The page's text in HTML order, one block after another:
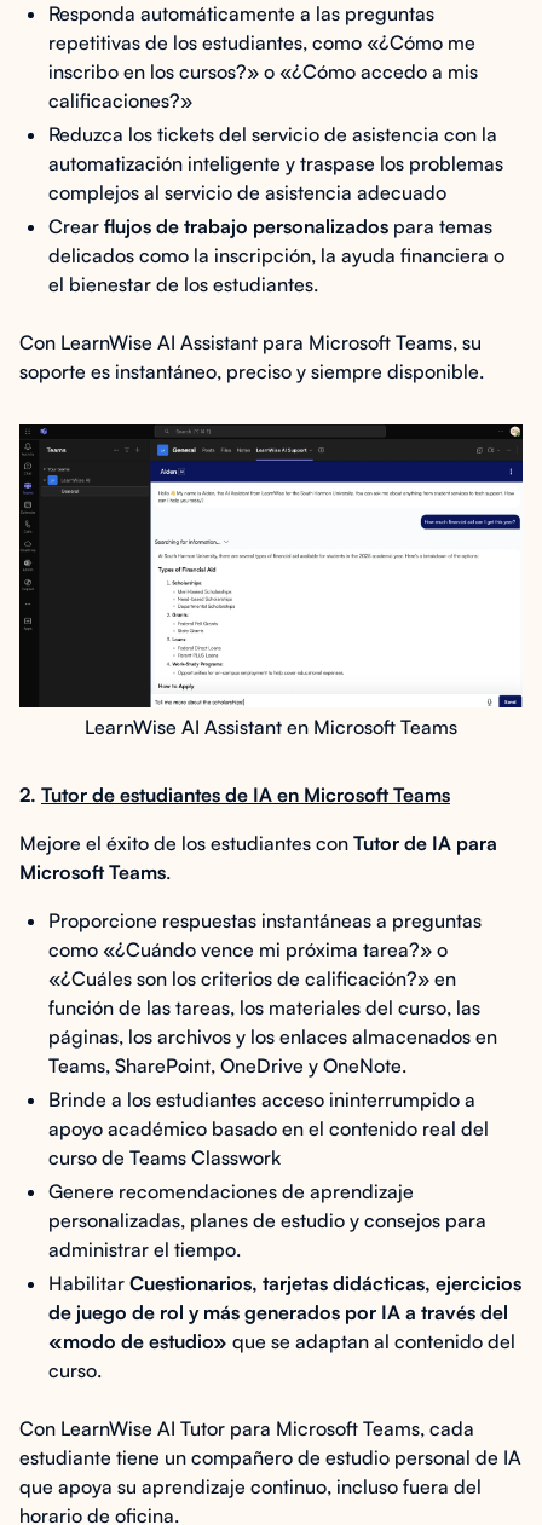
Responda automáticamente a las preguntas
repetitivas de los estudiantes, como «¿Cómo me
inscribo en los cursos?» o «¿Cómo accedo a mis
calificaciones?»
Reduzca los tickets del servicio de asistencia con la
automatización inteligente y traspase los problemas
complejos al servicio de asistencia adecuado
Crear flujos de trabajo personalizados para temas
delicados como la inscripción, la ayuda financiera o
el bienestar de los estudiantes.
Con LearnWise AI Assistant para Microsoft Teams, su
soporte es instantáneo, preciso y siempre disponible.
LearnWise AI Assistant en Microsoft Teams
2. Tutor de estudiantes de IA en Microsoft Teams
Mejore el éxito de los estudiantes con Tutor de IA para
Microsoft Teams.
Proporcione respuestas instantáneas a preguntas
como «¿Cuándo vence mi próxima tarea?» o
«¿Cuáles son los criterios de calificación?» en
función de las tareas, los materiales del curso, las
páginas, los archivos y los enlaces almacenados en
Teams, SharePoint, OneDrive y OneNote.
Brinde a los estudiantes acceso ininterrumpido a
apoyo académico basado en el contenido real del
curso de Teams Classwork
Genere recomendaciones de aprendizaje
personalizadas, planes de estudio y consejos para
administrar el tiempo.
Habilitar Cuestionarios, tarjetas didácticas, ejercicios
de juego de rol y más generados por IA a través del
«modo de estudio» que se adaptan al contenido del
curso.
Con LearnWise AI Tutor para Microsoft Teams, cada
estudiante tiene un compañero de estudio personal de IA
que apoya su aprendizaje continuo, incluso fuera del
horario de oficina.